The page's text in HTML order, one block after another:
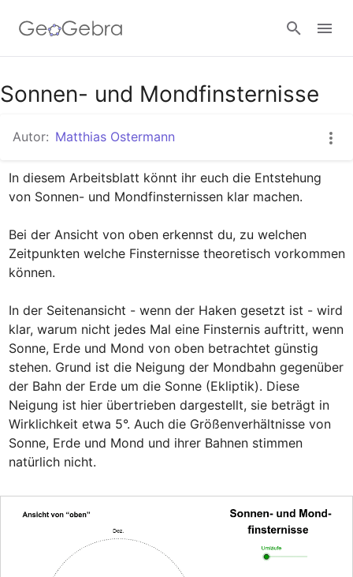
Google Classroom
GeoGebra Classroom
Anmelden
Sonnen- und Mondfinsternisse
Autor: Matthias Ostermann
In diesem Arbeitsblatt könnt ihr euch die Entstehung
von Sonnen- und Mondfinsternissen klar machen.
Bei der Ansicht von oben erkennst du, zu welchen
Zeitpunkten welche Finsternisse theoretisch vorkommen
können.
In der Seitenansicht - wenn der Haken gesetzt ist - wird
klar, warum nicht jedes Mal eine Finsternis auftritt, wenn
Sonne, Erde und Mond von oben betrachtet günstig
stehen. Grund ist die Neigung der Mondbahn gegenüber
der Bahn der Erde um die Sonne (Ekliptik). Diese
Neigung ist hier übertrieben dargestellt, sie beträgt in
Wirklichkeit etwa 5°. Auch die Größenverhältnisse von
Sonne, Erde und Mond und ihrer Bahnen stimmen
natürlich nicht.